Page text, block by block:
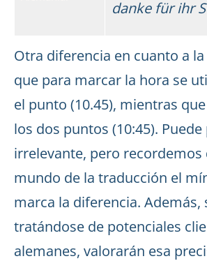
danke für ihr
Otra diferencia en cuanto a
que para marcar la hora se
el punto (10.45), mientras
los dos puntos (10:45).
irrelevante, pero recordemos
mundo de la traducción el
marca la diferencia. Además,
tratándose de potenciales
alemanes, valorarán esa